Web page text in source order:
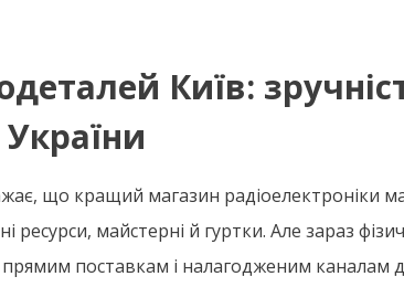
Київ:
України
що кращий магазин радіоелектроніки
ресурси, майстерні й гуртки. Але зараз
поставкам і налагодженим каналам